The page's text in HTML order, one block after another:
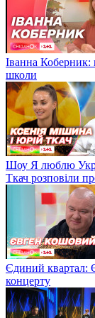
Іванна Коберник:
школи
Шоу Я люблю
Ткач розповіли
Єдиний квартал:
концерту